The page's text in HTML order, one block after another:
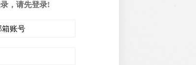
，请先登录!